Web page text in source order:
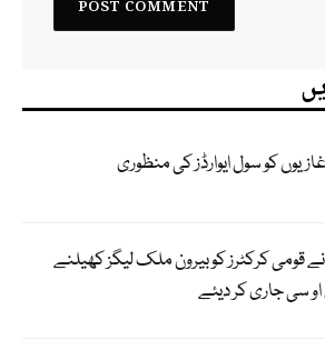
کو سول ایوارڈز کی منظوری
قومی کرکٹرز کو بیرون ملک لیگز کھیلنے
سی جاری کر دیئے